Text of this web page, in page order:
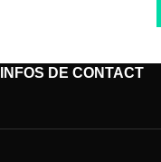
INFOS DE CONTACT